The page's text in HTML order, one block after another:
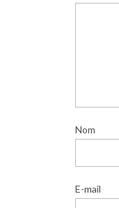
Nom
E-mail